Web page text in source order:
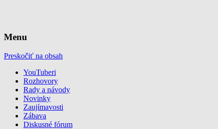
Menu
Preskočiť na obsah
YouTuberi
Rozhovory
Rady a návody
Novinky
Zaujímavosti
Zábava
Diskusné fórum